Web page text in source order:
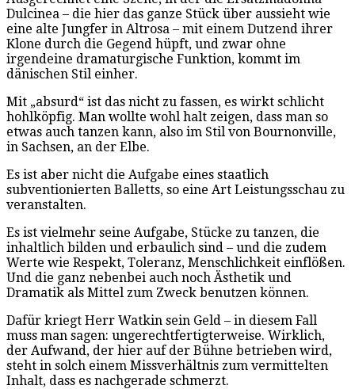
Dulcinea – die hier das ganze Stück über aussieht wie
eine alte Jungfer in Altrosa – mit einem Dutzend ihrer
Klone durch die Gegend hüpft, und zwar ohne
irgendeine dramaturgische Funktion, kommt im
dänischen Stil einher.
Mit „absurd“ ist das nicht zu fassen, es wirkt schlicht
hohlköpfig. Man wollte wohl halt zeigen, dass man so
etwas auch tanzen kann, also im Stil von Bournonville,
in Sachsen, an der Elbe.
Es ist aber nicht die Aufgabe eines staatlich
subventionierten Balletts, so eine Art Leistungsschau zu
veranstalten.
Es ist vielmehr seine Aufgabe, Stücke zu tanzen, die
inhaltlich bilden und erbaulich sind – und die zudem
Werte wie Respekt, Toleranz, Menschlichkeit einflößen.
Und die ganz nebenbei auch noch Ästhetik und
Dramatik als Mittel zum Zweck benutzen können.
Dafür kriegt Herr Watkin sein Geld – in diesem Fall
muss man sagen: ungerechtfertigterweise. Wirklich,
der Aufwand, der hier auf der Bühne betrieben wird,
steht in solch einem Missverhältnis zum vermittelten
Inhalt, dass es nachgerade schmerzt.